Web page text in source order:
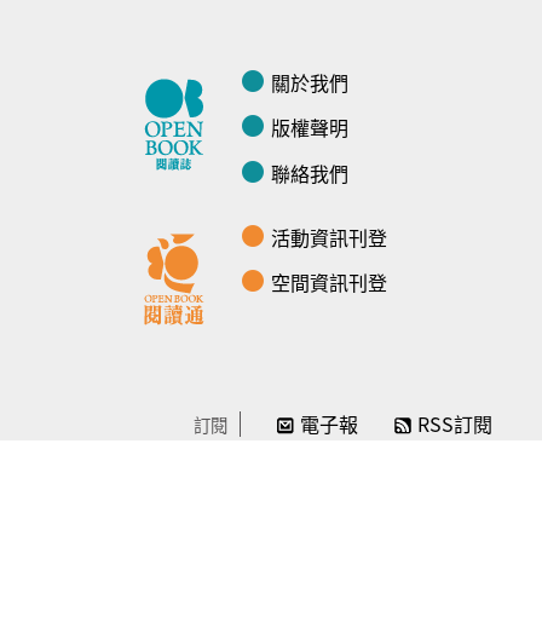
關於我們
版權聲明
聯絡我們
活動資訊刊登
空間資訊刊登
訂閱 電子報 RSS訂閱